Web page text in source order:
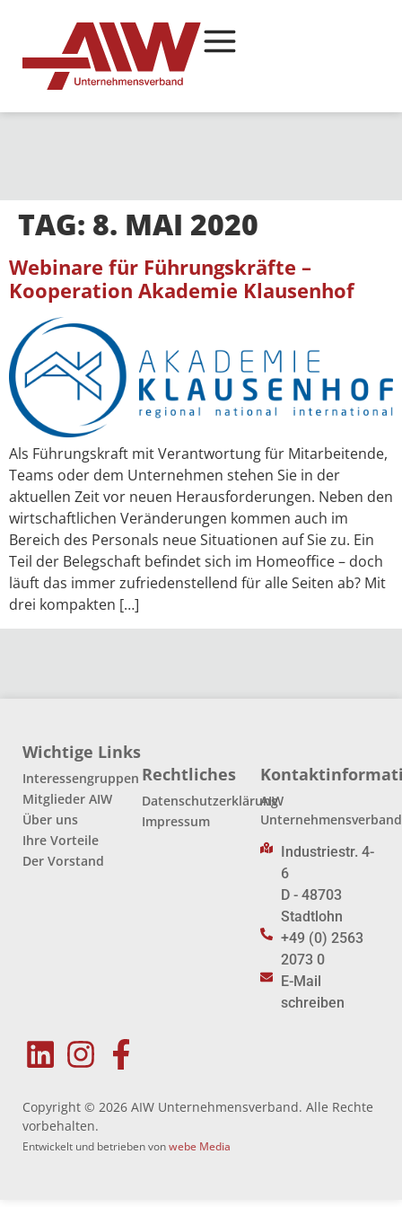
TAG: 8. MAI 2020
Webinare für Führungskräfte –
Kooperation Akademie Klausenhof
Als Führungskraft mit Verantwortung für Mitarbeitende,
Teams oder dem Unternehmen stehen Sie in der
aktuellen Zeit vor neuen Herausforderungen. Neben den
wirtschaftlichen Veränderungen kommen auch im
Bereich des Personals neue Situationen auf Sie zu. Ein
Teil der Belegschaft befindet sich im Homeoffice – doch
läuft das immer zufriedenstellend für alle Seiten ab? Mit
drei kompakten […]
Wichtige Links
Interessengruppen
Mitglieder AIW
Über uns
Ihre Vorteile
Der Vorstand
Rechtliches
Datenschutzerklärung
Impressum
AIW
Unternehmensverband
Industriestr. 4-
6
D - 48703
Stadtlohn
+49 (0) 2563
2073 0
E-Mail
schreiben
Copyright © 2026 AIW Unternehmensverband. Alle Rechte
vorbehalten.
Entwickelt und betrieben vonwebe Media